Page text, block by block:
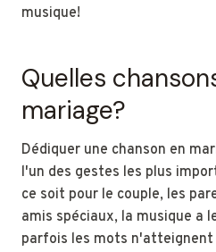
musique!
Quelles
mariage?
Dédiquer une chanson en
l'un des gestes les plus
ce soit pour le couple, les
amis spéciaux, la musique a
parfois les mots n'atteignent